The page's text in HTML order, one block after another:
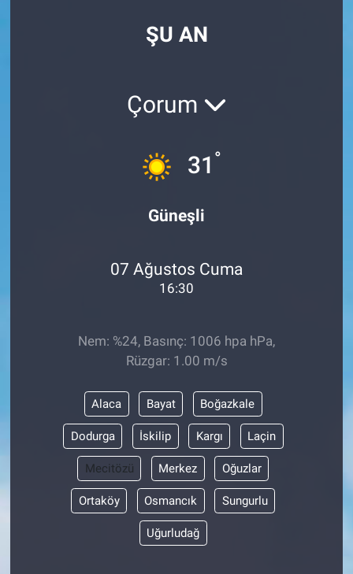
ŞU AN
Çorum
31 °
Güneşli
07 Ağustos Cuma
16:30
Nem: %24, Basınç: 1006 hpa hPa,
Rüzgar: 1.00 m/s
Alaca Bayat Boğazkale
Dodurga İskilip Kargı Laçin
Mecitözü Merkez Oğuzlar
Ortaköy Osmancık Sungurlu
Uğurludağ